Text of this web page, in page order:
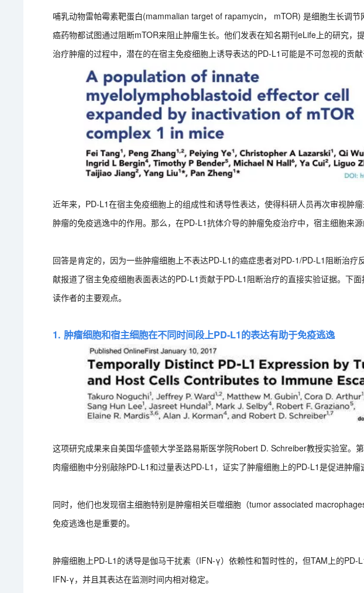
哺乳动物雷帕霉素靶蛋白(mammalian target of rapamycin， mTOR) 是细胞生长调
癌药物都试图通过阻断mTOR来阻止肿瘤生长。他们发表在知名期刊eLife上的研究，
治疗肿瘤的过程中，潜在的在宿主免疫细胞上诱导表达的PD-L1可能是不可忽视的贡献
近年来，PD-L1在宿主免疫细胞上的组成性和诱导性表达，使得科研人员再次审视肿
肿瘤的免疫逃逸中的作用。那么，在PD-L1抗体介导的肿瘤免疫治疗中，宿主细胞来
回答是肯定的，因为一些肿瘤细胞上不表达PD-L1的癌症患者对PD-1/PD-L1阻断治疗
献报道了宿主免疫细胞表面表达的PD-L1贡献于PD-L1阻断治疗的直接实验证据。下
读作者的主要观点。
1. 肿瘤细胞和宿主细胞在不同时间段上PD-L1的表达有助于免疫逃逸
这项研究成果来自美国华盛顿大学圣路易斯医学院Robert D. Schreiber教授实验室。
肉瘤细胞中分别敲除PD-L1和过量表达PD-L1，证实了肿瘤细胞上的PD-L1是促进肿瘤
同时，他们也发现宿主细胞特别是肿瘤相关巨噬细胞（tumor associated
免疫逃逸也是重要的。
肿瘤细胞上PD-L1的诱导是伽马干扰素（IFN-γ）依赖性和暂时性的，但TAM上的PD-
IFN-γ，并且其表达在监测时间内相对稳定。